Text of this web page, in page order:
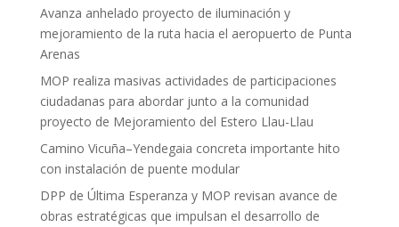
Avanza anhelado proyecto de iluminación y
mejoramiento de la ruta hacia el aeropuerto de Punta
Arenas
MOP realiza masivas actividades de participaciones
ciudadanas para abordar junto a la comunidad
proyecto de Mejoramiento del Estero Llau-Llau
Camino Vicuña–Yendegaia concreta importante hito
con instalación de puente modular
DPP de Última Esperanza y MOP revisan avance de
obras estratégicas que impulsan el desarrollo de